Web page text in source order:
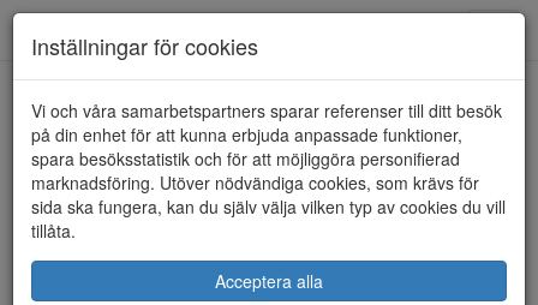
HEM ULRIKA DESIGN
Inställningar för cookies
Vi och våra samarbetspartners sparar referenser till ditt besök
på din enhet för att kunna erbjuda anpassade funktioner,
spara besöksstatistik och för att möjliggöra personifierad
marknadsföring. Utöver nödvändiga cookies, som krävs för
sida ska fungera, kan du själv välja vilken typ av cookies du vill
tillåta.
Acceptera alla